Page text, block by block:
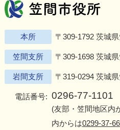
本所 〒309-1792 茨城
笠間支所 〒309-1698 茨城
岩間支所 〒319-0294 茨城
電話番号: 0296-77-1101
(友部・笠間地区内
内からは0299-37-